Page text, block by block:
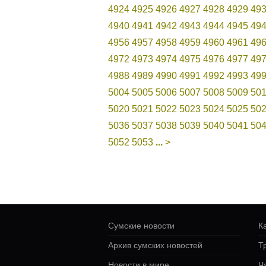
4924 4925 4926 4927 4928 4929
4940 4941 4942 4943 4944 4945
4956 4957 4958 4959 4960 4961
4972 4973 4974 4975 4976 4977
4988 4989 4990 4991 4992 4993
5004 5005 5006 5007 5008 5009
5020 5021 5022 5023 5024 5025
5036 5037 5038 5039 5040 5041
5052 5053 ... >
Сумские новости
Архив сумских новостей